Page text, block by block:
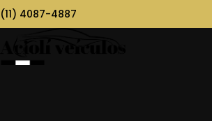
(11) 4087-4887